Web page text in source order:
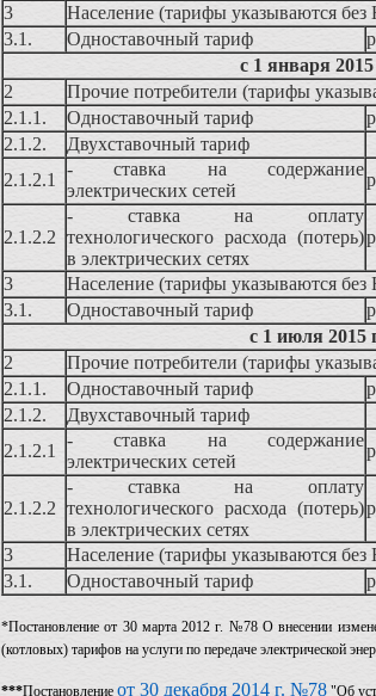
3
Население (тарифы указываются
3.1.
Одноставочный тариф
с 1 января
2
Прочие потребители (тарифы
2.1.1.
Одноставочный тариф
2.1.2.
Двухставочный тариф
2.1.2.1
- ставка на содержание
электрических сетей
2.1.2.2
- ставка на оплату
технологического расхода (потерь)
в электрических сетях
3
Население (тарифы указываются
3.1.
Одноставочный тариф
с 1 июля 2015
2
Прочие потребители (тарифы
2.1.1.
Одноставочный тариф
2.1.2.
Двухставочный тариф
2.1.2.1
- ставка на содержание
электрических сетей
2.1.2.2
- ставка на оплату
технологического расхода (потерь)
в электрических сетях
3
Население (тарифы указываются
3.1.
Одноставочный тариф
*Постановление от 30 марта 2012 г. №78 О внесении
(котловых) тарифов на услуги по передаче электрической
***Постановление от 30 декабря 2014 г. №78 "Об